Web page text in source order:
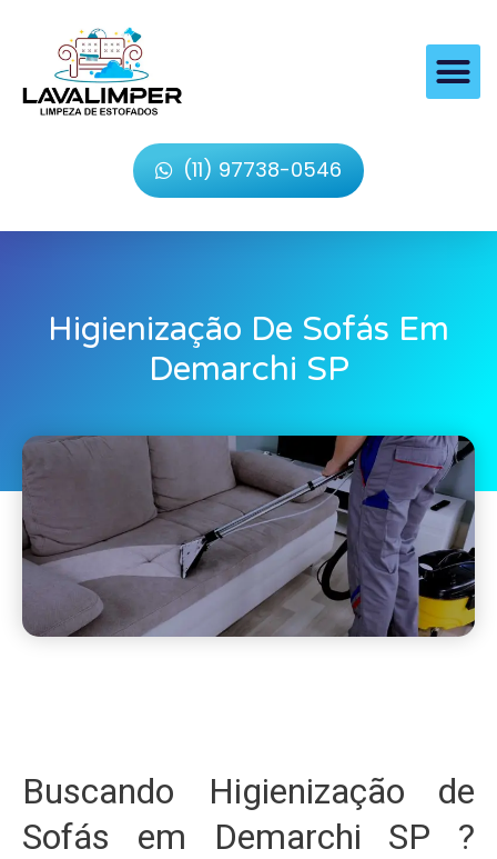
(11) 97738-0546
Higienização De Sofás Em
Demarchi SP
Buscando Higienização de
Sofás em Demarchi SP ?